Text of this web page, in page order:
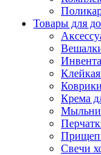
Товары для
Коврики
Крема
Свечи